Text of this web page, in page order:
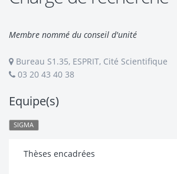
Membre nommé du conseil d'unité
Bureau S1.35, ESPRIT, Cité Scientifique
03 20 43 40 38
Equipe(s)
SIGMA
Thèses encadrées